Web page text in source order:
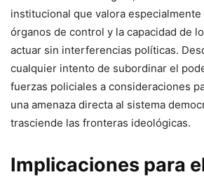
institucional que valora
órganos de control y la capacidad de
actuar sin interferencias políticas.
cualquier intento de subordinar el
fuerzas policiales a consideraciones
una amenaza directa al sistema
trasciende las fronteras ideológicas.
Implicaciones para